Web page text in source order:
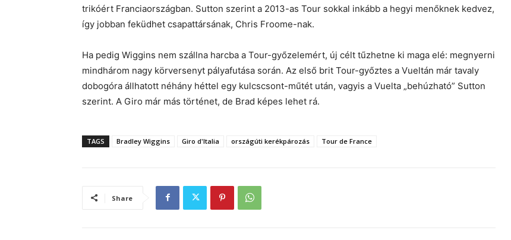
trikóért Franciaországban. Sutton szerint a 2013-as Tour sokkal inkább a hegyi menőknek kedvez,
így jobban feküdhet csapattársának, Chris Froome-nak.
Ha pedig Wiggins nem szállna harcba a Tour-győzelemért, új célt tűzhetne ki maga elé: megnyerni
mindhárom nagy körversenyt pályafutása során. Az első brit Tour-győztes a Vueltán már tavaly
dobogóra állhatott néhány héttel egy kulcscsont-műtét után, vagyis a Vuelta „behúzható” Sutton
szerint. A Giro már más történet, de Brad képes lehet rá.
TAGS Bradley Wiggins Giro d'Italia országúti kerékpározás Tour de France
Share